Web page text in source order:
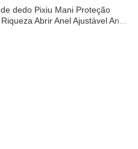
dedo Pixiu Mani Proteção
Abrir Anel Ajustável Anel